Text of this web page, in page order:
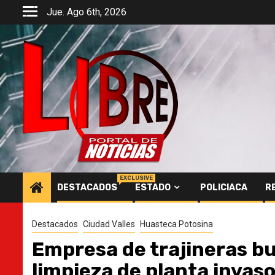
Saltar
contenido
Jue. Ago 6th, 2026
DESTACADOS
EXCLUSIVE
ESTADO POLICIACA
Destacados Ciudad Valles Huasteca Potosina
Empresa de trajineras